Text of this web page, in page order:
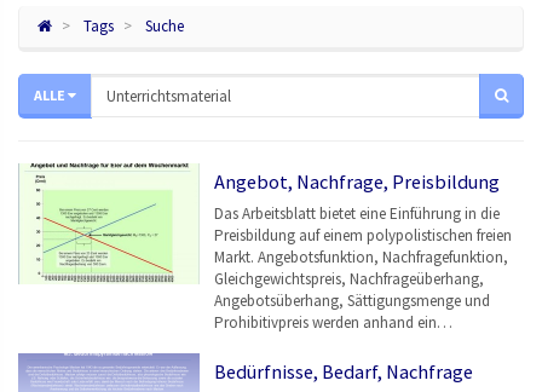
Tags Suche
ALLE
Angebot, Nachfrage, Preisbildung
Das Arbeitsblatt bietet eine Einführung in die
Preisbildung auf einem polypolistischen freien
Markt. Angebotsfunktion, Nachfragefunktion,
Gleichgewichtspreis, Nachfrageüberhang,
Angebotsüberhang, Sättigungsmenge und
Prohibitivpreis werden anhand ein…
Bedürfnisse, Bedarf, Nachfrage